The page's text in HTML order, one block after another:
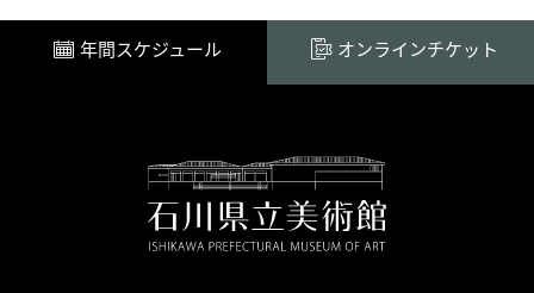
年間スケジュール オンラインチケット